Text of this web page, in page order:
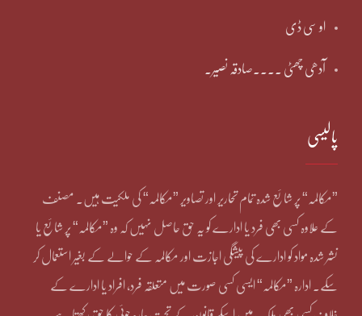
او سی ڈی
آدھی چھٹی ۔۔۔۔صادقہ نصیر۔
پالیسی
”مکالمہ“ پر شائع شدہ تمام تحاریر اور تصاویر ”مکالمہ“ کی ملکیت ہیں۔ مصنف
کے علاوہ کسی بھی فرد یا ادارے کو یہ حق حاصل نہیں کہ وہ ”مکالمہ“ پر شائع یا
نشر شدہ مواد کو ادارے کی پیشگی اجازت اور مکالمہ کے حوالے کے بغیر استعمال کر
سکے۔ ادارہ ”مکالمہ“ ایسی کسی صورت میں متعلقہ فرد، افراد یا ادارے کے